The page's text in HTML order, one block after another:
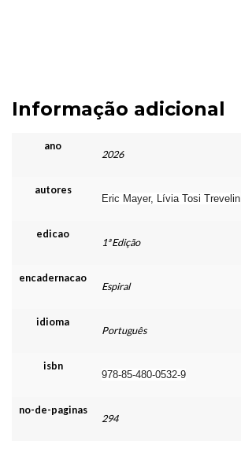
Informação adicional
ano
2026
autores
Eric Mayer, Lívia Tosi Trevelin
edicao
1ª Edição
encadernacao
Espiral
idioma
Português
isbn
978-85-480-0532-9
no-de-paginas
294